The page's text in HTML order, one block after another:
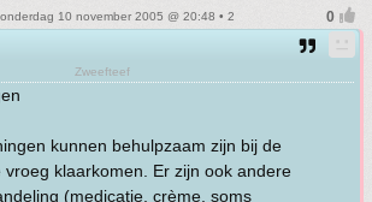
10 november 2005 @ 20:48 • 2
Zweefteef
kunnen behulpzaam zijn bij de
vroeg klaarkomen. Er zijn ook andere
(medicatie, crème, soms